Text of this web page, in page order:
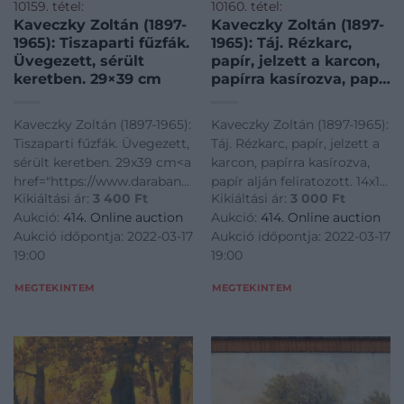
10159. tétel:
Kaveczky Zoltán (1897-
1965): Tiszaparti fűzfák.
Üvegezett, sérült
keretben. 29×39 cm
Kaveczky Zoltán (1897-1965):
Tiszaparti fűzfák. Üvegezett,
sérült keretben. 29x39 cm<a
href="https://www.darabanth.com/hu/gyorsarveres/414/
es-grafikak/Festmenyek-es-
grafikak~500001/Kaveczky-
Zoltan-1897-1965-Tiszaparti-
fuzfak-Uv
Kikiáltási ár: 3 400 Ft
Aukció: 414. Online auction
Aukció időpontja: 2022-03-17
19:00
MEGTEKINTEM
10160. tétel:
Kaveczky Zoltán (1897-
1965): Táj. Rézkarc,
papír, jelzett a karcon,
papírra kasírozva, papír
2013) műgyűjtő,
művészeti író, a
Kisgrafika folyóirat
szerkesztője, a Magyar
Nemzeti
Kaveczky Zoltán (1897-1965):
Táj. Rézkarc, papír, jelzett a
karcon, papírra kasírozva,
papír alján feliratozott. 14x11
cm. Soós Imre (1921-2013)
műgyűjtő, művészeti író, a
Kisgrafika folyóirat
szerkesztője, a Magyar
alelnökének
Kikiáltási ár: 3 000 Ft
Aukció: 414. Online auction
Aukció időpontja: 2022-03-17
19:00
MEGTEKINTEM